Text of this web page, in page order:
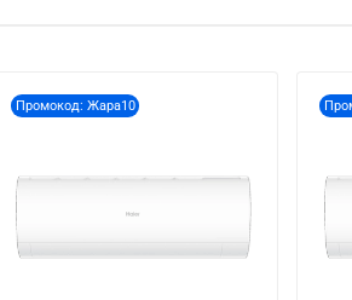
Промокод: Жара10